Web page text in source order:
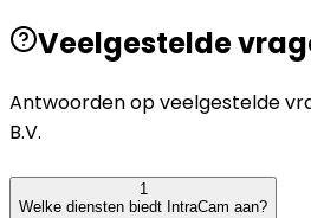
Veelgestelde
Antwoorden op veelgestelde
B.V.
1
Welke diensten biedt IntraCam aan?